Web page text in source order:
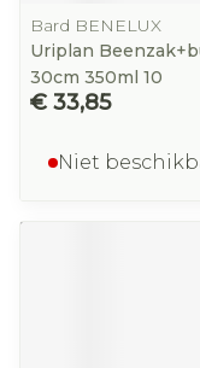
Bard BENELUX
Uriplan
30cm 350ml 10
€ 33,85
Niet